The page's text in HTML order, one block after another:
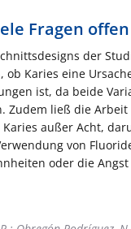
Fragen offen
der
Karies eine
ist, da beide
Zudem ließ die
außer Acht,
von
oder die